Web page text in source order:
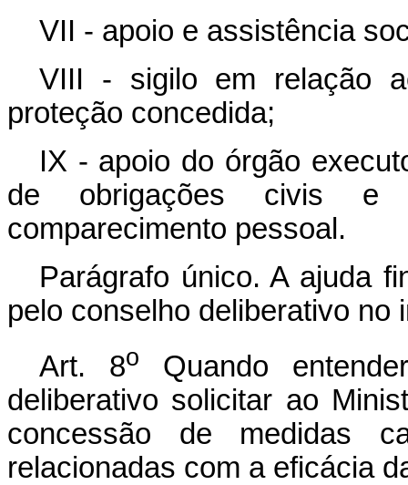
VII - apoio e assistência
VIII - sigilo em relação
proteção concedida;
IX - apoio do órgão
de obrigações civis e
comparecimento pessoal.
Parágrafo único. A ajuda
pelo conselho deliberativo
Art. 8o
Quando
deliberativo solicitar ao
concessão de medidas
relacionadas com a eficácia